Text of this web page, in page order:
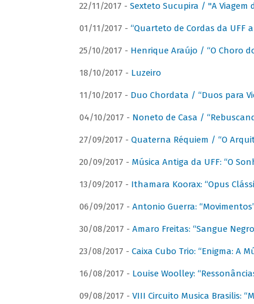
22/11/2017 - Sexteto Sucupira / "A Viagem
01/11/2017 - “Quarteto de Cordas da UFF
25/10/2017 - Henrique Araújo / “O Choro
18/10/2017 - Luzeiro
11/10/2017 - Duo Chordata / “Duos para
04/10/2017 - Noneto de Casa /
27/09/2017 - Quaterna Réquiem / “O
20/09/2017 - Música Antiga da UFF: “O
13/09/2017 - Ithamara Koorax: “Opus
06/09/2017 - Antonio Guerra:
30/08/2017 - Amaro Freitas: “Sangue
23/08/2017 - Caixa Cubo Trio: “Enigma: A
16/08/2017 - Louise Woolley:
09/08/2017 - VIII Circuito Musica Brasilis: